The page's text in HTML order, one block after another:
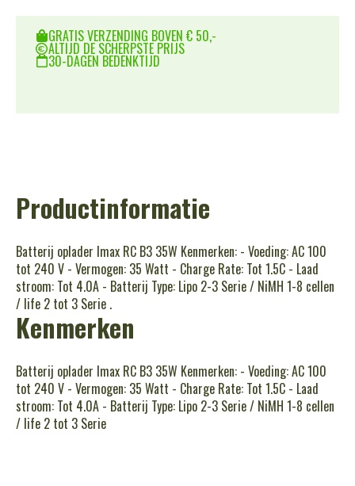
GRATIS VERZENDING BOVEN € 50,-
ALTIJD DE SCHERPSTE PRIJS
30-DAGEN BEDENKTIJD
Productinformatie
Batterij oplader Imax RC B3 35W Kenmerken: - Voeding: AC 100
tot 240 V - Vermogen: 35 Watt - Charge Rate: Tot 1.5C - Laad
stroom: Tot 4.0A - Batterij Type: Lipo 2-3 Serie / NiMH 1-8 cellen
/ life 2 tot 3 Serie .
Kenmerken
Batterij oplader Imax RC B3 35W Kenmerken: - Voeding: AC 100
tot 240 V - Vermogen: 35 Watt - Charge Rate: Tot 1.5C - Laad
stroom: Tot 4.0A - Batterij Type: Lipo 2-3 Serie / NiMH 1-8 cellen
/ life 2 tot 3 Serie